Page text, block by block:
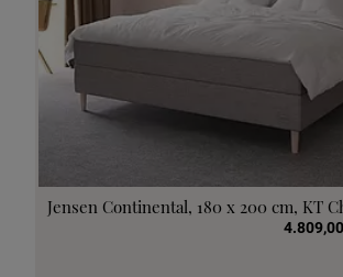
Jensen Continental, 180 x 200 cm, KT